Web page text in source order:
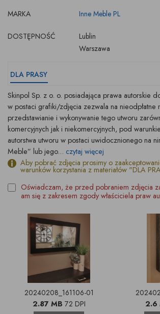
MARKA
Inne Meble PL
DOSTĘPNOŚĆ
Lublin
Warszawa
DLA PRASY
Skinpol Sp. z o. o. posiadająca prawa autorskie
w postaci grafiki/zdjęcia zezwala na nieodpłatne
przedstawianie i wykonywanie tego utworu
komercyjnych jak i niekomercyjnych, pod
autorstwa utworu w postaci uwidocznionego na
Meble” lub jego... czytaj więcej
Aby pobrać zdjęcia prosimy o
warunków korzystania z materiałów "DLA
Oświadczam, że przed pobraniem zdjęcia
am się z zakresem zgody właściciela praw
20240208_161106-01
2.87 MB 72 DPI
2.6